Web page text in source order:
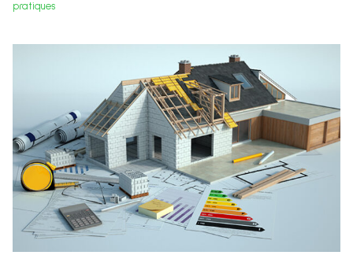
pratiques